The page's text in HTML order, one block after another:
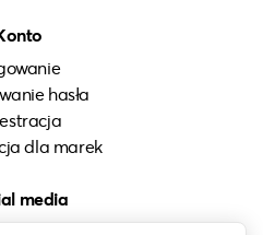
hasła
dla marek
media